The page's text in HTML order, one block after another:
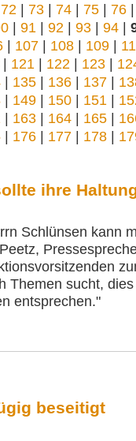
72 | 73| 74| 75| 76
| 91 | 92 | 93| 94|
| 107 | 108 | 109 |
121 | 122 | 123|
| 135| 136| 137|
| 149| 150| 151 |
| 163| 164| 165|
| 176| 177| 178|
ihre
Schlünsen kann
Themen sucht,
entsprechen."
beseitigt